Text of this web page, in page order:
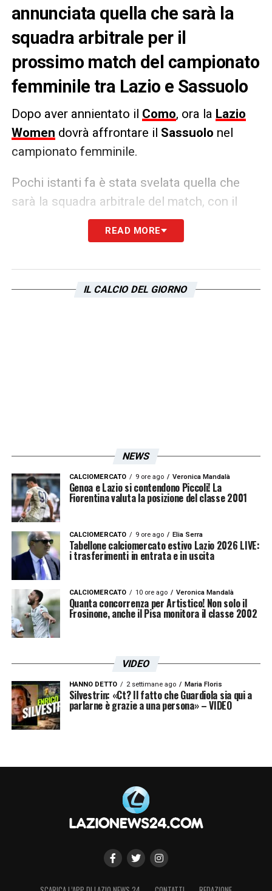
annunciata quella che sarà la
squadra arbitrale per il
prossimo match del campionato
femminile tra Lazio e Sassuolo
Dopo aver annientato il Como, ora la Lazio
Women dovrà affrontare il Sassuolo nel
campionato femminile.
Pochi istanti fa è stata svelata quella che
sarà la squadra arbitrale del match, con il
fischietto che è stato assegnato a Gerardo
Simone Caruso, che verrà coadiuvato dagli
LA PLAYLIST DELLE NOSTRE TOP NEWS
READ MORE
IL CALCIO DEL GIORNO
NEWS
CALCIOMERCATO 9 ore ago Veronica Mandalà
Genoa e Lazio si contendono Piccoli! La
Fiorentina valuta la posizione del classe 2001
CALCIOMERCATO 9 ore ago Elia Serra
Tabellone calciomercato estivo Lazio 2026 LIVE:
i trasferimenti in entrata e in uscita
CALCIOMERCATO 10 ore ago Veronica Mandalà
Quanta concorrenza per Artistico! Non solo il
Frosinone, anche il Pisa monitora il classe 2002
VIDEO
HANNO DETTO 2 settimane ago Maria Floris
Silvestrin: «Ct? Il fatto che Guardiola sia qui a
parlarne è grazie a una persona» – VIDEO